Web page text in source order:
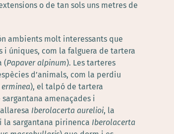
o de tan sols uns metres de
ambients molt interessants que
úniques, com la falguera de tartera
(Papaver alpinum). Les tarteres
d’animals, com la perdiu
), el talpó de tartera
amenaçades i
Iberolacerta aurelioi, la
la sargantana pirinenca Iberolacerta